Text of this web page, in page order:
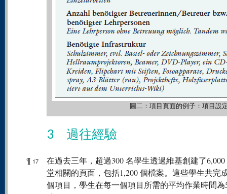
圖二：項目頁面的例子：項目設
3 過往經驗
¶ 17
在過去三年，超過300 名學生透過維基創建了
堂相關的頁面，包括1,200 個檔案。這些學生共完
個項目，學生在每一個項目所需的平均作業時間為